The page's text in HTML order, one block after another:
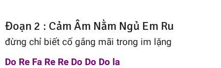
Đoạn 2 : Cảm Âm Nằm Ngủ Em Ru
đừng chỉ biết cố gắng mãi trong im lặng
Do Re Fa Re Re Do Do Do la